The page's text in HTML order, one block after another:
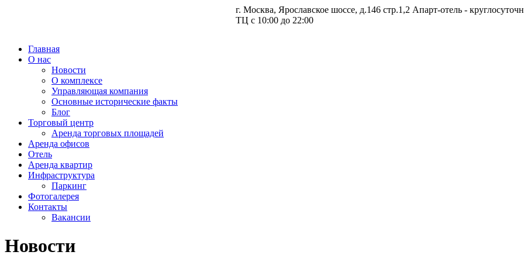
г. Москва, Ярославское шоссе, д.146 стр.1,2 Апарт-отель -
ТЦ с 10:00 до 22:00
Главная
О нас
Новости
О комплексе
Управляющая компания
Основные исторические факты
Блог
Торговый центр
Аренда торговых площадей
Аренда офисов
Отель
Аренда квартир
Инфраструктура
Паркинг
Фотогалерея
Контакты
Вакансии
Новости